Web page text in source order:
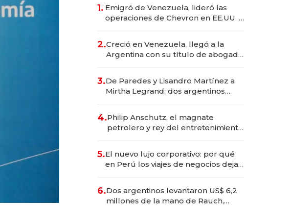
1. Emigró de Venezuela, lideró las
operaciones de Chevron en EE.UU. y
2.Creció en Venezuela, llegó a la
Argentina con su título de abogado
marcas "fast premium"
3.De Paredes y Lisandro Martínez a
Mirtha Legrand: dos argentinos
4.Philip Anschutz, el magnate
petrolero y rey del entretenimiento
5.El nuevo lujo corporativo: por qué
en Perú los viajes de negocios dejan
en experiencias transformadoras
6.Dos argentinos levantaron US$ 6,2
millones de la mano de Rauch,